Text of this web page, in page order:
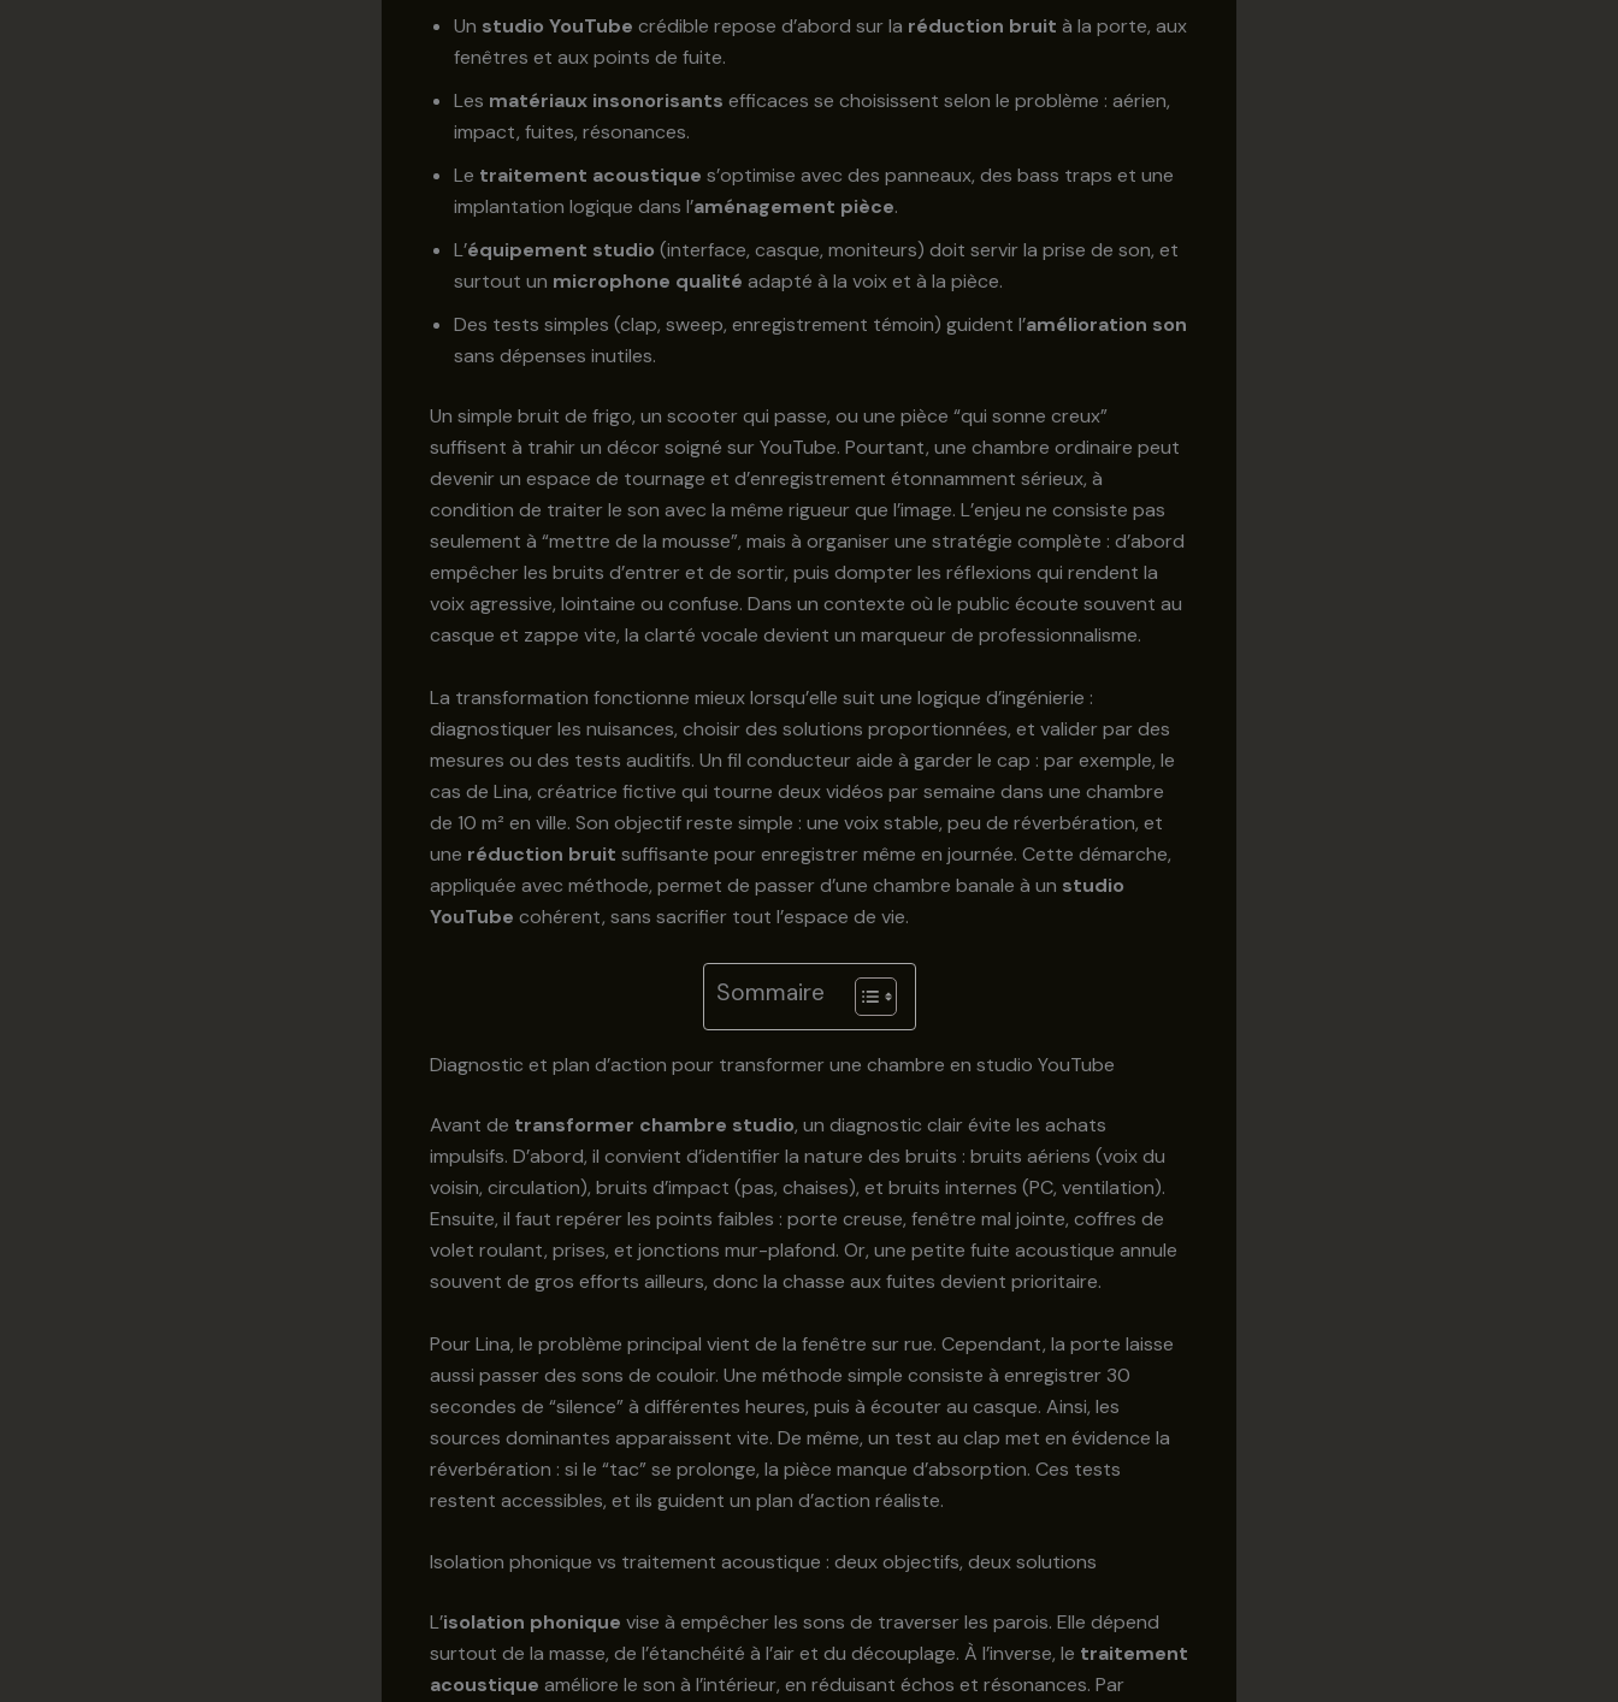
Un studio YouTube crédible repose d’abord sur la réduction bruit à la porte, aux
fenêtres et aux points de fuite.
Les matériaux insonorisants efficaces se choisissent selon le problème : aérien,
impact, fuites, résonances.
Le traitement acoustique s’optimise avec des panneaux, des bass traps et une
implantation logique dans l’aménagement pièce.
L’équipement studio (interface, casque, moniteurs) doit servir la prise de son, et
surtout un microphone qualité adapté à la voix et à la pièce.
Des tests simples (clap, sweep, enregistrement témoin) guident l’amélioration son
sans dépenses inutiles.
Un simple bruit de frigo, un scooter qui passe, ou une pièce “qui sonne creux”
suffisent à trahir un décor soigné sur YouTube. Pourtant, une chambre ordinaire peut
devenir un espace de tournage et d’enregistrement étonnamment sérieux, à
condition de traiter le son avec la même rigueur que l’image. L’enjeu ne consiste pas
seulement à “mettre de la mousse”, mais à organiser une stratégie complète : d’abord
empêcher les bruits d’entrer et de sortir, puis dompter les réflexions qui rendent la
voix agressive, lointaine ou confuse. Dans un contexte où le public écoute souvent au
casque et zappe vite, la clarté vocale devient un marqueur de professionnalisme.
La transformation fonctionne mieux lorsqu’elle suit une logique d’ingénierie :
diagnostiquer les nuisances, choisir des solutions proportionnées, et valider par des
mesures ou des tests auditifs. Un fil conducteur aide à garder le cap : par exemple, le
cas de Lina, créatrice fictive qui tourne deux vidéos par semaine dans une chambre
de 10 m² en ville. Son objectif reste simple : une voix stable, peu de réverbération, et
une réduction bruit suffisante pour enregistrer même en journée. Cette démarche,
appliquée avec méthode, permet de passer d’une chambre banale à un studio
YouTube cohérent, sans sacrifier tout l’espace de vie.
Sommaire
Diagnostic et plan d’action pour transformer une chambre en studio YouTube
Avant de transformer chambre studio, un diagnostic clair évite les achats
impulsifs. D’abord, il convient d’identifier la nature des bruits : bruits aériens (voix du
voisin, circulation), bruits d’impact (pas, chaises), et bruits internes (PC, ventilation).
Ensuite, il faut repérer les points faibles : porte creuse, fenêtre mal jointe, coffres de
volet roulant, prises, et jonctions mur-plafond. Or, une petite fuite acoustique annule
souvent de gros efforts ailleurs, donc la chasse aux fuites devient prioritaire.
Pour Lina, le problème principal vient de la fenêtre sur rue. Cependant, la porte laisse
aussi passer des sons de couloir. Une méthode simple consiste à enregistrer 30
secondes de “silence” à différentes heures, puis à écouter au casque. Ainsi, les
sources dominantes apparaissent vite. De même, un test au clap met en évidence la
réverbération : si le “tac” se prolonge, la pièce manque d’absorption. Ces tests
restent accessibles, et ils guident un plan d’action réaliste.
Isolation phonique vs traitement acoustique : deux objectifs, deux solutions
L’isolation phonique vise à empêcher les sons de traverser les parois. Elle dépend
surtout de la masse, de l’étanchéité à l’air et du découplage. À l’inverse, le traitement
acoustique améliore le son à l’intérieur, en réduisant échos et résonances. Par